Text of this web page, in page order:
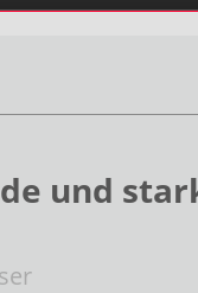
und